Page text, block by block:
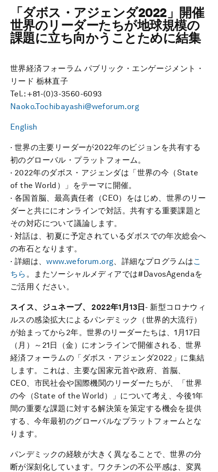
「ダボス・アジェンダ2022」開催
世界のリーダーたちが地球規模の
課題に立ち向かうことために結集
世界経済フォーラム パブリック・エンゲージメント・
リード 栃林直子
Tel.: +81-(0)3-3560-6093
Naoko.Tochibayashi@weforum.org
English
· 世界の主要リーダーが2022年のビジョンを共有する
初のグローバル・プラットフォーム。
· 2022年のダボス・アジェンダは「世界の今（State
of the World）」をテーマに開催。
· 各国首脳、最高責任者（CEO）をはじめ、世界のリー
ダーと共ににオンラインで対話。共有する重要課題と
その対応について議論します。
· 対話は、初夏に予定されているダボスでの年次総会へ
の布石となります。
· 詳細は、www.weforum.org、詳細なプログラムはこ
ちら 。またソーシャルメディアでは#DavosAgendaを
ご活用ください。
スイス、ジュネーブ、2022年1月13日- 新型コロナウィ
ルスの感染拡大によるパンデミック（世界的大流行）
が始まってから2年。世界のリーダーたちは、1月17日
（月）～21日（金）にオンラインで開催される、世界
経済フォーラムの「ダボス・アジェンダ2022」に集結
します。これは、主要な国家元首や政府、首脳、
CEO、市民社会や国際機関のリーダーたちが、「世界
の今（State of the World）」について考え、今後1年
間の重要な課題に対する解決策を策定する機会を提供
する、今年最初のグローバルなプラットフォームとな
ります。
パンデミックの経験が大きく異なることで、世界の分
断が深刻化しています。ワクチンの不公平感は、変異